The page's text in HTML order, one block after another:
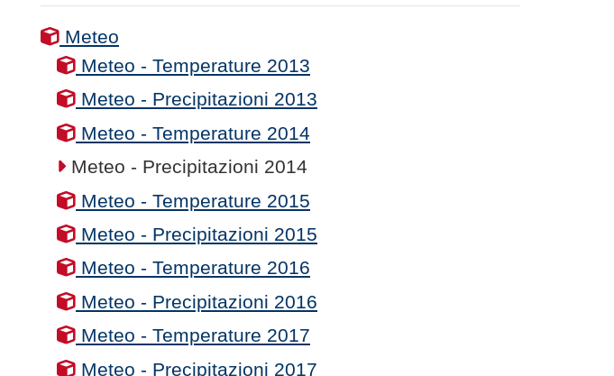
Meteo
Meteo - Temperature 2013
Meteo - Precipitazioni 2013
Meteo - Temperature 2014
Meteo - Precipitazioni 2014
Meteo - Temperature 2015
Meteo - Precipitazioni 2015
Meteo - Temperature 2016
Meteo - Precipitazioni 2016
Meteo - Temperature 2017
Meteo - Precipitazioni 2017